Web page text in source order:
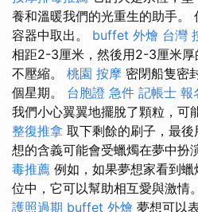
養和溫暖我們的光重生的助手。
容器中取出。 buffet 外燴 台灣
相距2-3厘米，然後用2-3厘米
不壓縮。 桃園 按摩 密閉船隻密
個星期。 台胞證 急件 記帳士 報
我們小心翼翼地擺脫了顆粒，可
整復推拿 取下剩餘的刷子，最
想的含義可能會受蠟燭在夢中扮
毒推薦 例如，如果夢想家看到
位中，它可以幫助相互愛與激情。
護照過期 buffet 外燴 夢想可以